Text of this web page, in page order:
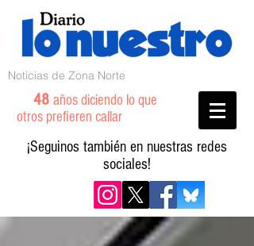
Noticias de Zona Norte
48 años diciendo lo que
otros prefieren callar
¡Seguinos también en nuestras redes
sociales!